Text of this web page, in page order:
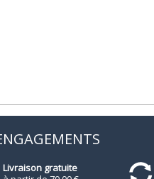
Livraison gratuite